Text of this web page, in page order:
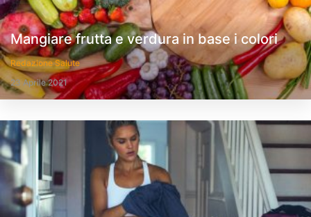
Mangiare frutta e verdura in base i colori
Redazione Salute
23 Aprile 2021